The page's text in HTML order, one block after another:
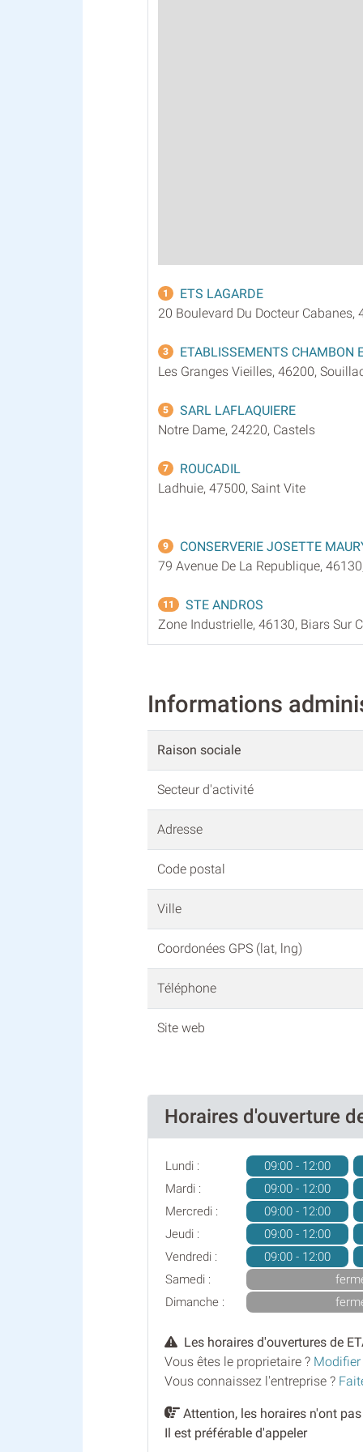
1
ETS LAGARDE
20 Boulevard Du Docteur Cabanes,
3
ETABLISSEMENTS CHAMBON
Les Granges Vieilles, 46200,
5
SARL LAFLAQUIERE
Notre Dame, 24220, Castels
7
ROUCADIL
Ladhuie, 47500, Saint Vite
9
CONSERVERIE JOSETTE
79 Avenue De La Republique,
11
STE ANDROS
Zone Industrielle, 46130, Biars Sur
Informations
Raison sociale
Secteur d'activité
Adresse
Code postal
Ville
Coordonées GPS (lat, lng)
Téléphone
Site web
Horaires d'ouverture
Lundi :
09:00 - 12:00
Mardi :
09:00 - 12:00
Mercredi :
09:00 - 12:00
Jeudi :
09:00 - 12:00
Vendredi :
09:00 - 12:00
Samedi :
Dimanche :
Les horaires d'ouvertures de
Vous êtes le proprietaire ?
Vous connaissez l'entreprise ?
Attention, les horaires n'ont
Il est préférable d'appeler